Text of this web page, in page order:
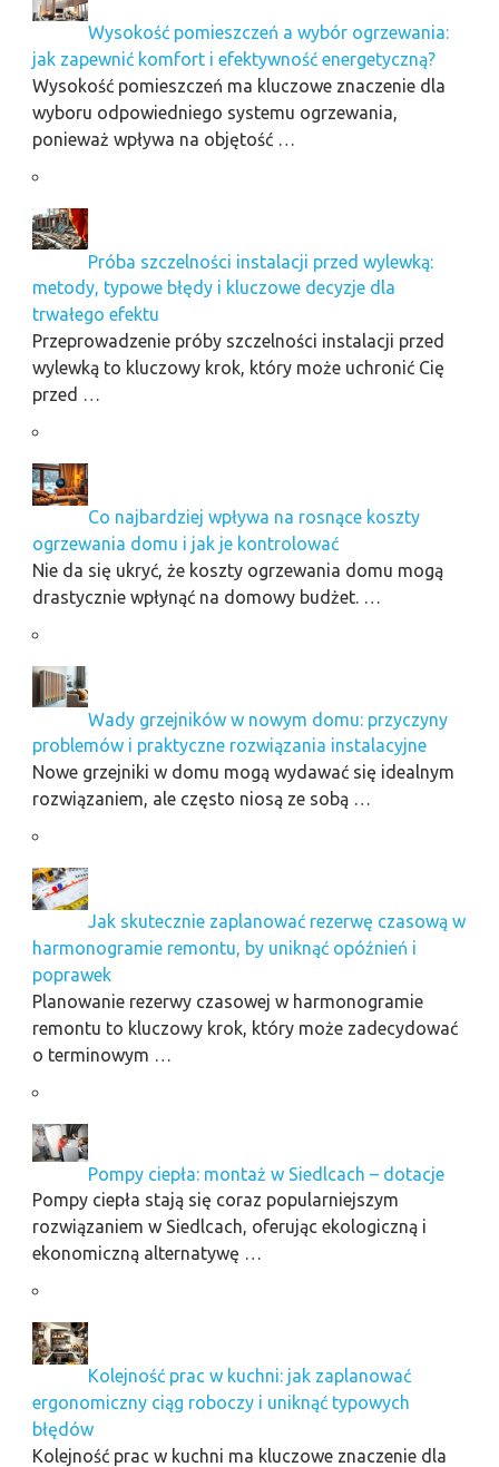
Wysokość pomieszczeń a wybór ogrzewania:
jak zapewnić komfort i efektywność energetyczną?
Wysokość pomieszczeń ma kluczowe znaczenie dla
wyboru odpowiedniego systemu ogrzewania,
ponieważ wpływa na objętość …
Próba szczelności instalacji przed wylewką:
metody, typowe błędy i kluczowe decyzje dla
trwałego efektu
Przeprowadzenie próby szczelności instalacji przed
wylewką to kluczowy krok, który może uchronić Cię
przed …
Co najbardziej wpływa na rosnące koszty
ogrzewania domu i jak je kontrolować
Nie da się ukryć, że koszty ogrzewania domu mogą
drastycznie wpłynąć na domowy budżet. …
Wady grzejników w nowym domu: przyczyny
problemów i praktyczne rozwiązania instalacyjne
Nowe grzejniki w domu mogą wydawać się idealnym
rozwiązaniem, ale często niosą ze sobą …
Jak skutecznie zaplanować rezerwę czasową w
harmonogramie remontu, by uniknąć opóźnień i
poprawek
Planowanie rezerwy czasowej w harmonogramie
remontu to kluczowy krok, który może zadecydować
o terminowym …
Pompy ciepła: montaż w Siedlcach – dotacje
Pompy ciepła stają się coraz popularniejszym
rozwiązaniem w Siedlcach, oferując ekologiczną i
ekonomiczną alternatywę …
Kolejność prac w kuchni: jak zaplanować
ergonomiczny ciąg roboczy i uniknąć typowych
błędów
Kolejność prac w kuchni ma kluczowe znaczenie dla